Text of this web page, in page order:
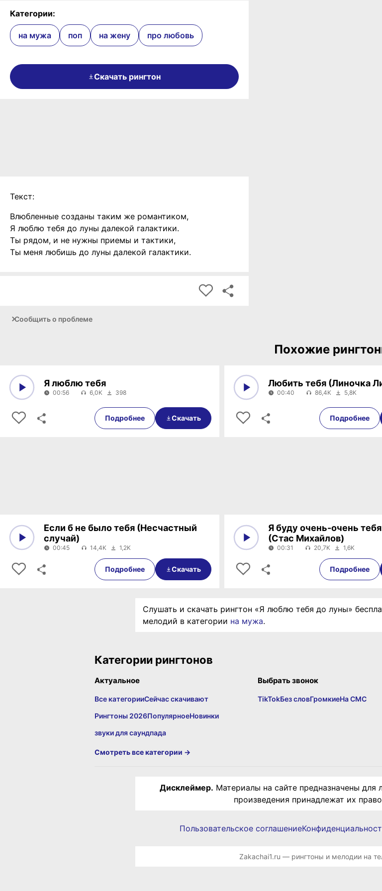
Категории:
на мужа поп на жену про любовь
Скачать рингтон
Текст:
Влюбленные созданы таким же романтиком,
Я люблю тебя до луны далекой галактики.
Ты рядом, и не нужны приемы и тактики,
Ты меня любишь до луны далекой галактики.
Сообщить о проблеме
Похожие
00:56
Я люблю тебя
00:56 6,0K 398
Подробнее Скачать
00:40
Любить тебя (Линочка
00:40 86,4K 5,8K
Подробнее
00:45
Если б не было тебя (Несчастный
случай)
00:45 14,4K 1,2K
Подробнее Скачать
00:31
Я буду очень-очень
(Стас Михайлов)
00:31 20,7K 1,6K
Подробнее
Слушать и скачать рингтон «Я люблю тебя до луны»
мелодий в категории на мужа.
Категории рингтонов
Актуальное
Все категорииСейчас скачивают
Рингтоны 2026ПопулярноеНовинки
звуки для саундпада
Выбрать звонок
TikTokБез словГромкиеНа СМС
Смотреть все категории →
Дисклеймер. Материалы на сайте предназначены для
произведения принадлежат их
Пользовательское соглашение
Zakachai1.ru — рингтоны и мелодии на